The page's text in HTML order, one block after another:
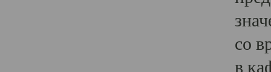
со
в